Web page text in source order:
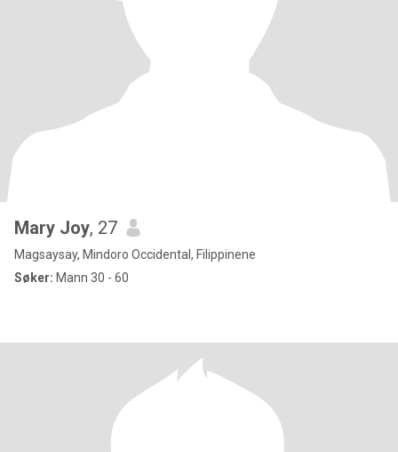
Mary Joy, 27
Magsaysay, Mindoro Occidental, Filippinene
Søker: Mann 30 - 60